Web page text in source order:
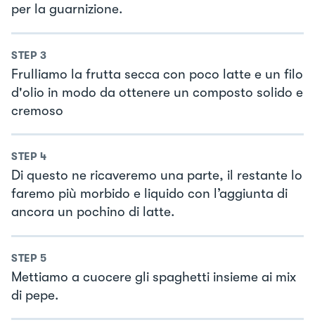
per la guarnizione.
STEP 3
Frulliamo la frutta secca con poco latte e un filo
d'olio in modo da ottenere un composto solido e
cremoso
STEP 4
Di questo ne ricaveremo una parte, il restante lo
faremo più morbido e liquido con l’aggiunta di
ancora un pochino di latte.
STEP 5
Mettiamo a cuocere gli spaghetti insieme ai mix
di pepe.